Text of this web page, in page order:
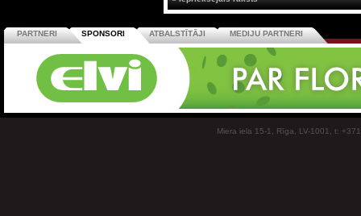
PARTNERI SPONSORI ATBALSTĪTĀJI MEDIJU PARTNERI
Miera iela 15-1, Rīga, LV-1001, t: